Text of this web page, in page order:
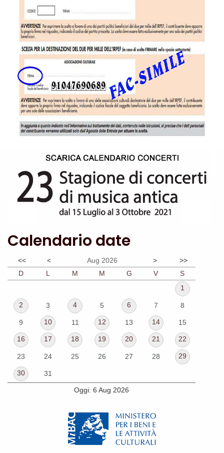
Calendario date
<< < Aug 2026 >
>>
D
L M M G V
S
1
2 3 4 5 6 7 8
9 10 11 12 13 14 15
16 17 18 19 20 21 22
23 24 25 26 27 28 29
30 31
Oggi: 6 Aug 2026